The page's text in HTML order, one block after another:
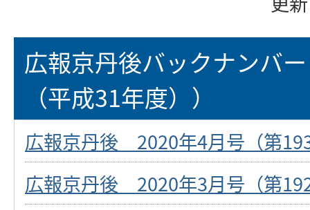
広報京丹後バックナンバ
（平成31年度））
広報京丹後 2020年4月号（第
広報京丹後 2020年3月号（第